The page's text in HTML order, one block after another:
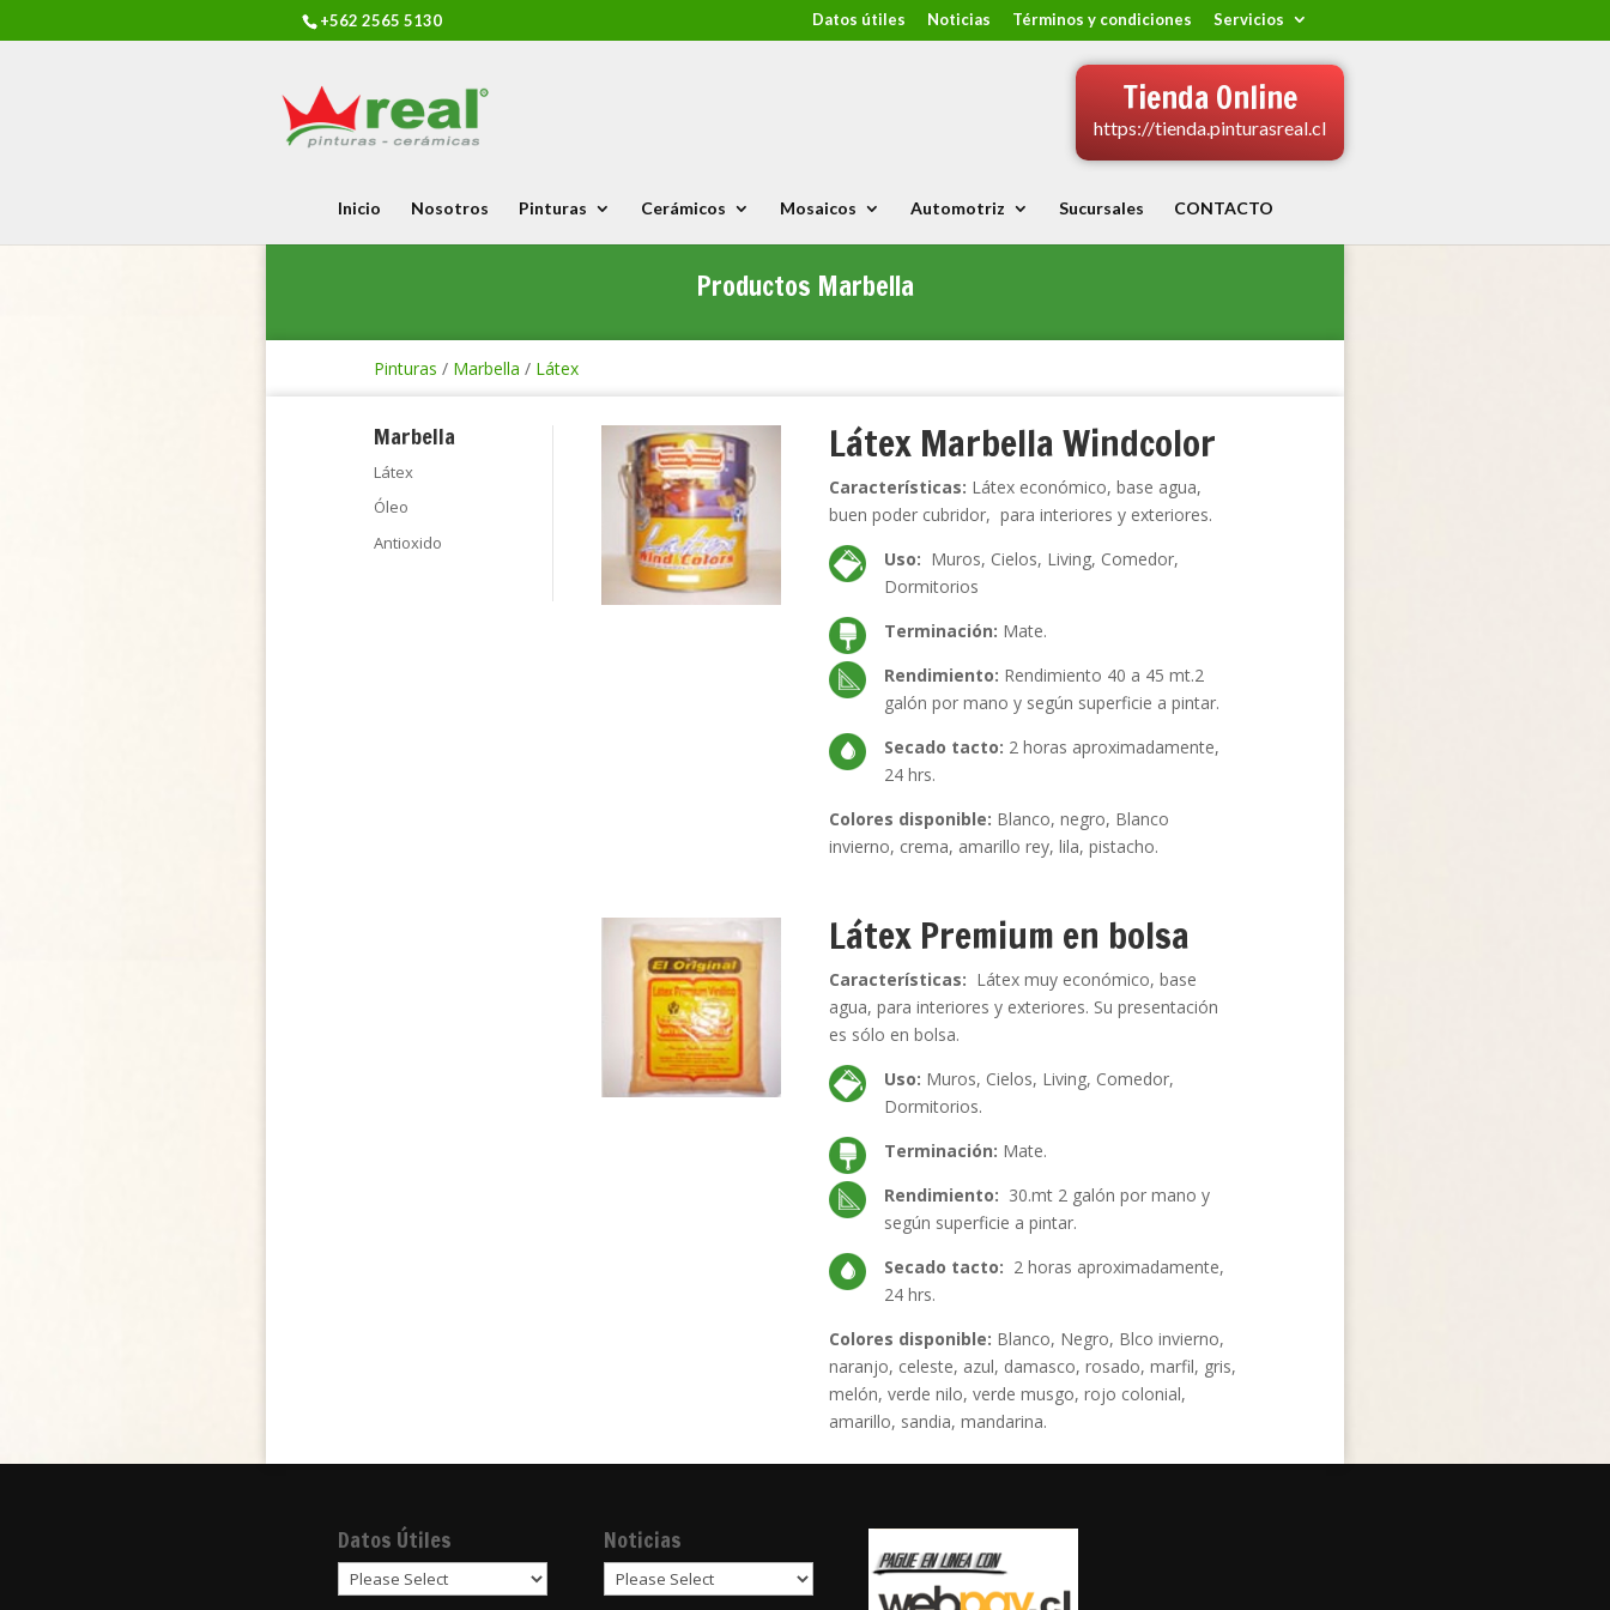
+562 2565 5130 Datos útiles Noticias Términos y condiciones Servicios
Tienda Online
https://tienda.pinturasreal.cl
Inicio Nosotros Pinturas Cerámicos Mosaicos Automotriz Sucursales CONTACTO
Productos Marbella
Pinturas / Marbella / Látex
Marbella
Látex
Óleo
Antioxido
Látex Marbella Windcolor
Características: Látex económico, base agua,
buen poder cubridor, para interiores y exteriores.
Uso: Muros, Cielos, Living, Comedor,
Dormitorios
Terminación: Mate.
Rendimiento: Rendimiento 40 a 45 mt.2
galón por mano y según superficie a pintar.
Secado tacto: 2 horas aproximadamente,
24 hrs.
Colores disponible: Blanco, negro, Blanco
invierno, crema, amarillo rey, lila, pistacho.
Látex Premium en bolsa
Características: Látex muy económico, base
agua, para interiores y exteriores. Su presentación
es sólo en bolsa.
Uso: Muros, Cielos, Living, Comedor,
Dormitorios.
Terminación: Mate.
Rendimiento: 30.mt 2 galón por mano y
según superficie a pintar.
Secado tacto: 2 horas aproximadamente,
24 hrs.
Colores disponible: Blanco, Negro, Blco invierno,
naranjo, celeste, azul, damasco, rosado, marfil, gris,
melón, verde nilo, verde musgo, rojo colonial,
amarillo, sandia, mandarina.
Datos Útiles Noticias